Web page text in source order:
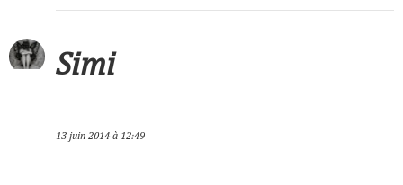
Simi
13 juin 2014 à 12:49